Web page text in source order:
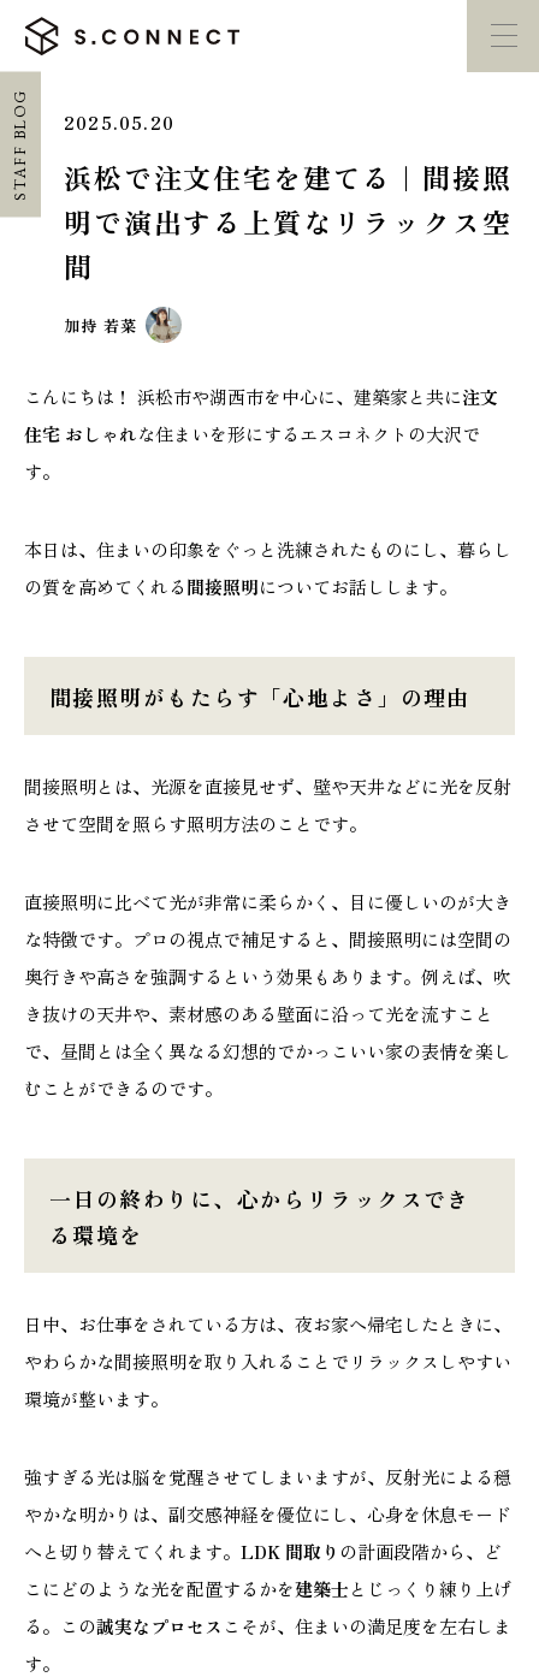
HOME
CONCEPT
CASE
スタッフブログ
アクセスマップ
プライバシーポリシー
家づくり勉強会 カタログ請求
本社
053-488-5127
浜松店
STAFF BLOG 2025.05.20
浜松で注文住宅を建てる｜間接照
明で演出する上質なリラックス空
間
加持 若菜
こんにちは！ 浜松市や湖西市を中心に、建築家と共に注文
住宅 おしゃれな住まいを形にするエスコネクトの大沢で
す。
本日は、住まいの印象をぐっと洗練されたものにし、暮らし
の質を高めてくれる間接照明についてお話しします。
間接照明がもたらす「心地よさ」の理由
間接照明とは、光源を直接見せず、壁や天井などに光を反射
させて空間を照らす照明方法のことです。
直接照明に比べて光が非常に柔らかく、目に優しいのが大き
な特徴です。プロの視点で補足すると、間接照明には空間の
奥行きや高さを強調するという効果もあります。例えば、吹
き抜けの天井や、素材感のある壁面に沿って光を流すこと
で、昼間とは全く異なる幻想的でかっこいい家の表情を楽し
むことができるのです。
一日の終わりに、心からリラックスでき
る環境を
日中、お仕事をされている方は、夜お家へ帰宅したときに、
やわらかな間接照明を取り入れることでリラックスしやすい
環境が整います。
強すぎる光は脳を覚醒させてしまいますが、反射光による穏
やかな明かりは、副交感神経を優位にし、心身を休息モード
へと切り替えてくれます。 LDK 間取り の計画段階から、ど
こにどのような光を配置するかを建築士とじっくり練り上げ
る。この誠実なプロセス こそが、住まいの満足度を左右しま
す。